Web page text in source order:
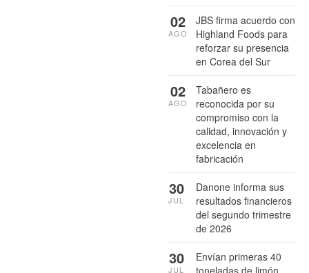
JBS firma acuerdo con
Highland Foods para
reforzar su presencia
en Corea del Sur
02
AGO
Tabañero es
reconocida por su
compromiso con la
calidad, innovación y
excelencia en
fabricación
02
AGO
Danone informa sus
resultados financieros
del segundo trimestre
de 2026
30
JUL
Envían primeras 40
30
JUL